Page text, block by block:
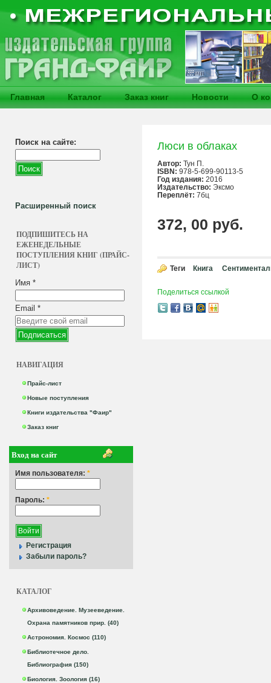
Главная Каталог Заказ книг Новости О
Поиск на сайте:
Расширенный поиск
ПОДПИШИТЕСЬ НА
ЕЖЕНЕДЕЛЬНЫЕ
ПОСТУПЛЕНИЯ КНИГ (ПРАЙС-
ЛИСТ)
Имя *
Email *
НАВИГАЦИЯ
Прайс-лист
Новые поступления
Книги издательства "Фаир"
Заказ книг
Вход на сайт
Имя пользователя: *
Пароль: *
Регистрация
Забыли пароль?
КАТАЛОГ
Архивоведение. Музееведение.
Охрана памятников прир. (40)
Астрономия. Космос (110)
Библиотечное дело.
Библиография (150)
Биология. Зоология (16)
Люси в облаках
Автор: Тун П.
ISBN: 978-5-699-90113-5
Год издания: 2016
Издательство: Эксмо
Переплёт: 7бц
372, 00 руб.
Теги Книга
Поделиться ссылкой